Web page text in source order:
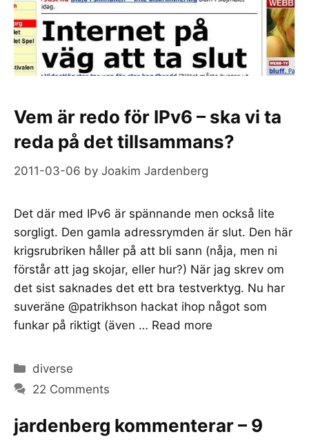
Vem är redo för IPv6 – ska vi ta
reda på det tillsammans?
2011-03-06 by Joakim Jardenberg
Det där med IPv6 är spännande men också lite
sorgligt. Den gamla adressrymden är slut. Den här
krigsrubriken håller på att bli sann (nåja, men ni
förstår att jag skojar, eller hur?) När jag skrev om
det sist saknades det ett bra testverktyg. Nu har
suveräne @patrikhson hackat ihop något som
funkar på riktigt (även … Read more
Categories
diverse
22 Comments
jardenberg kommenterar – 9